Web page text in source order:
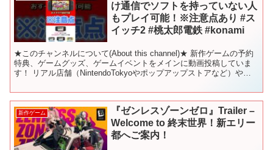
け通信でソフトを持っていない人
もプレイ可能！※注意点あり #ス
イッチ2 #桃太郎電鉄 #konami
★このチャンネルについて(About this channel)★ 新作ゲームの予約
特典、ゲームグッズ、ゲームイベントをメインに動画投稿していま
す！ リアル店舗（NintendoTokyoやポップアップストアなど）やイ
新作ゲーム
『ゼンレスゾーンゼロ』Trailer –
Welcome to 終末世界！新エリー
都へご案内！